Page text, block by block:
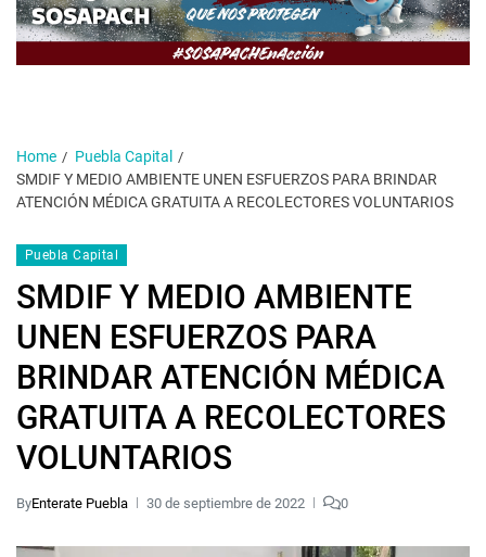
Home
Puebla Capital
SMDIF Y MEDIO AMBIENTE UNEN ESFUERZOS PARA BRINDAR
ATENCIÓN MÉDICA GRATUITA A RECOLECTORES VOLUNTARIOS
Puebla Capital
SMDIF Y MEDIO AMBIENTE
UNEN ESFUERZOS PARA
BRINDAR ATENCIÓN MÉDICA
GRATUITA A RECOLECTORES
VOLUNTARIOS
ByEnterate Puebla 30 de septiembre de 2022 0